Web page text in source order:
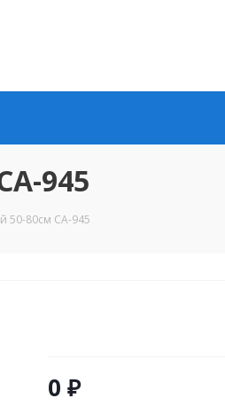
945
50-80см CA-945
0 ₽